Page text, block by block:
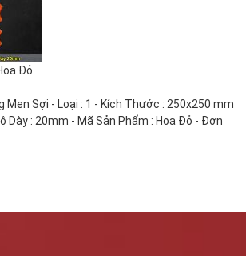
Đỏ
Men Sợi - Loại : 1 - Kích Thước : 250x250 mm
Dày : 20mm - Mã Sản Phẩm : Hoa Đỏ - Đơn